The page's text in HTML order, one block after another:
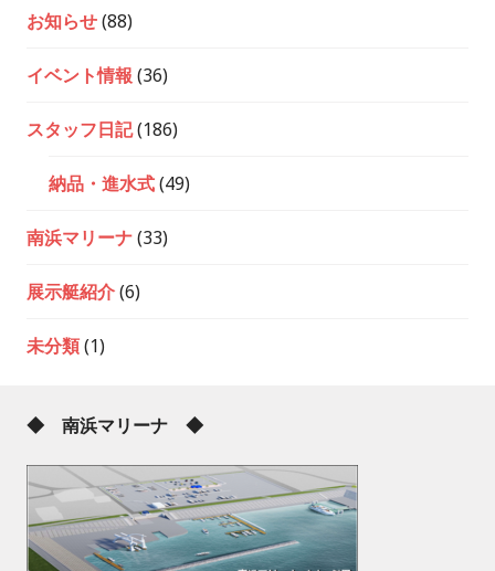
お知らせ(88)
イベント情報 (36)
スタッフ日記(186)
納品・進水式(49)
南浜マリーナ(33)
展示艇紹介(6)
未分類(1)
◆ 南浜マリーナ ◆